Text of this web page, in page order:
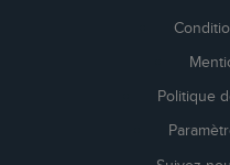
Politique